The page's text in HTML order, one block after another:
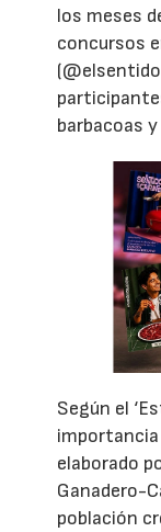
los meses
concursos
barbacoas
Según el
importancia
elaborado
Ganadero-
población